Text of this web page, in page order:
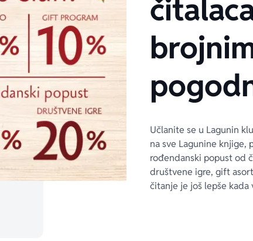
Učlanite se u Lagunin
na sve Lagunine knjige,
rođendanski popust od
društvene igre, gift
čitanje je još lepše kada